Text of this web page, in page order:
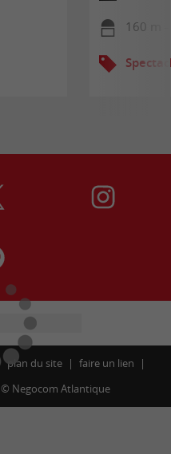
160 m -
plan du site
faire un lien
© Negocom Atlantique